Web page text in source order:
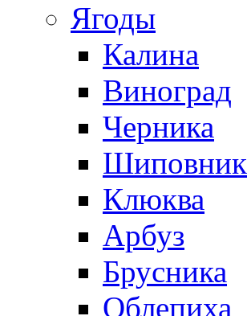
Ягоды
Калина
Виноград
Черника
Шиповник
Клюква
Арбуз
Брусника
Облепиха